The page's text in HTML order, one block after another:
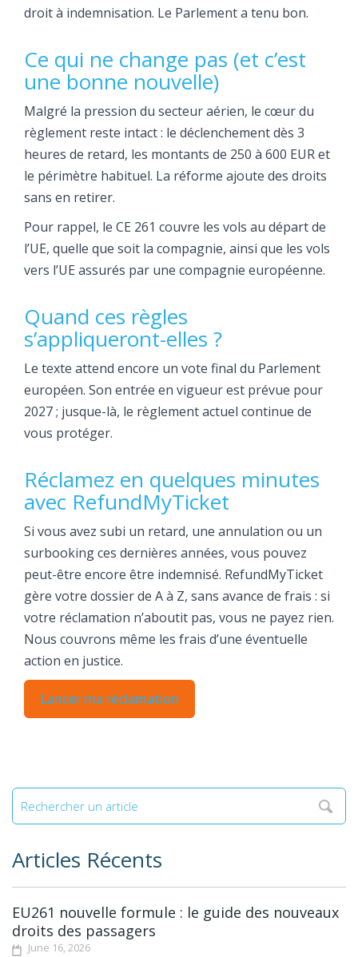
droit à indemnisation. Le Parlement a tenu bon.
Ce qui ne change pas (et c’est
une bonne nouvelle)
Malgré la pression du secteur aérien, le cœur du
règlement reste intact : le déclenchement dès 3
heures de retard, les montants de 250 à 600 EUR et
le périmètre habituel. La réforme ajoute des droits
sans en retirer.
Pour rappel, le CE 261 couvre les vols au départ de
l’UE, quelle que soit la compagnie, ainsi que les vols
vers l’UE assurés par une compagnie européenne.
Quand ces règles
s’appliqueront-elles ?
Le texte attend encore un vote final du Parlement
européen. Son entrée en vigueur est prévue pour
2027 ; jusque-là, le règlement actuel continue de
vous protéger.
Réclamez en quelques minutes
avec RefundMyTicket
Si vous avez subi un retard, une annulation ou un
surbooking ces dernières années, vous pouvez
peut-être encore être indemnisé. RefundMyTicket
gère votre dossier de A à Z, sans avance de frais : si
votre réclamation n’aboutit pas, vous ne payez rien.
Nous couvrons même les frais d’une éventuelle
action en justice.
Lancer ma réclamation
Articles Récents
EU261 nouvelle formule : le guide des nouveaux
droits des passagers
June 16, 2026